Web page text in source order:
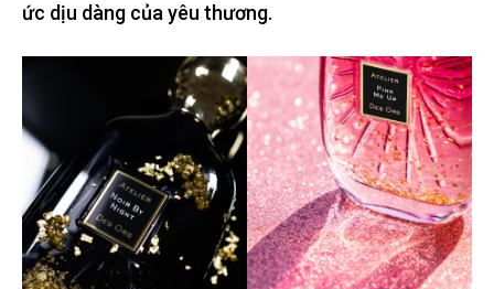
ức dịu dàng của yêu thương.